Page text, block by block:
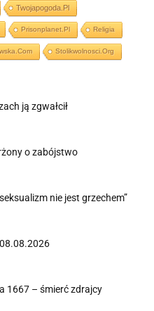
Twojapogoda.pl
Prisonplanet.pl Religia
Stolikwolnosci.org
ją zgwałcił
o zabójstwo
nie jest grzechem”
1667 – śmierć zdrajcy